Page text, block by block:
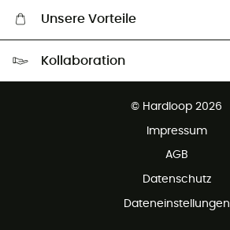
Unsere Vorteile
Kollaboration
© Hardloop 2026
Impressum
AGB
Datenschutz
Dateneinstellungen